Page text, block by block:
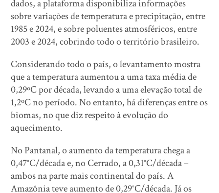
dados, a plataforma disponibiliza informações
sobre variações de temperatura e precipitação, entre
1985 e 2024, e sobre poluentes atmosféricos, entre
2003 e 2024, cobrindo todo o território brasileiro.
Considerando todo o país, o levantamento mostra
que a temperatura aumentou a uma taxa média de
0,29ºC por década, levando a uma elevação total de
1,2ºC no período. No entanto, há diferenças entre os
biomas, no que diz respeito à evolução do
aquecimento.
No Pantanal, o aumento da temperatura chega a
0,47°C/década e, no Cerrado, a 0,31°C/década –
ambos na parte mais continental do país. A
Amazônia teve aumento de 0,29°C/década. Já os